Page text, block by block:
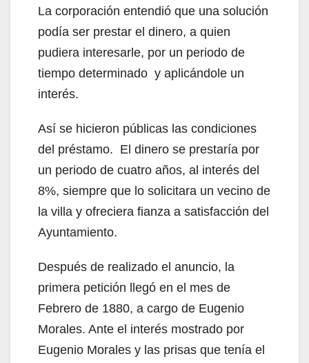
La corporación entendió que una solución
podía ser prestar el dinero, a quien
pudiera interesarle, por un periodo de
tiempo determinado y aplicándole un
interés.
Así se hicieron públicas las condiciones
del préstamo. El dinero se prestaría por
un periodo de cuatro años, al interés del
8%, siempre que lo solicitara un vecino de
la villa y ofreciera fianza a satisfacción del
Ayuntamiento.
Después de realizado el anuncio, la
primera petición llegó en el mes de
Febrero de 1880, a cargo de Eugenio
Morales. Ante el interés mostrado por
Eugenio Morales y las prisas que tenía el